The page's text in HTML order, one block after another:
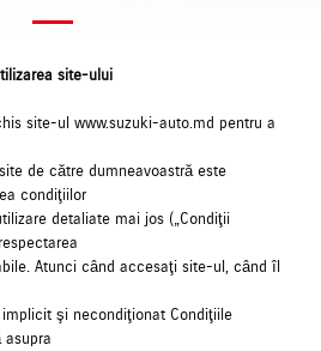
site-ului
site-ul www.suzuki-auto.md pentru a
de către dumneavoastră este
condiţiilor
detaliate mai jos („Condiţii
Atunci când accesaţi site-ul, când îl
şi necondiţionat Condiţiile
asupra